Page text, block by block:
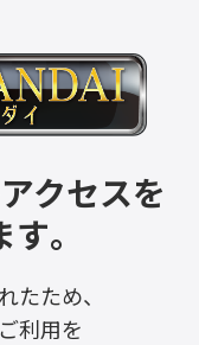
クセスを
。
たため、
利用を